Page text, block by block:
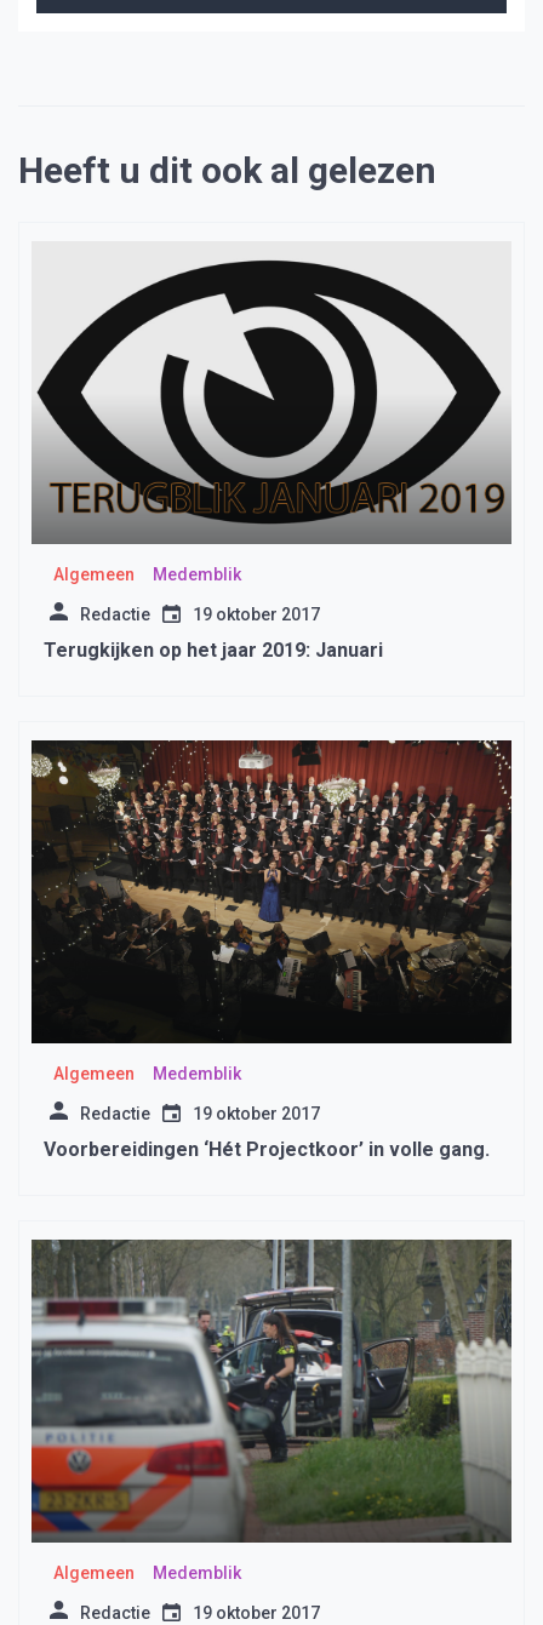
Heeft u dit ook al gelezen
Algemeen Medemblik
Redactie 19 oktober 2017
Terugkijken op het jaar 2019: Januari
Algemeen Medemblik
Redactie 19 oktober 2017
Voorbereidingen ‘Hét Projectkoor’ in volle gang.
Algemeen Medemblik
Redactie 19 oktober 2017